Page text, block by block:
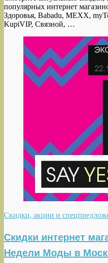
популярных интернет
Здоровья, Babadu, MEXX,
KupiVIP, Связной, …
Скидки, акции и
Скидки интернет
Недели Моды в